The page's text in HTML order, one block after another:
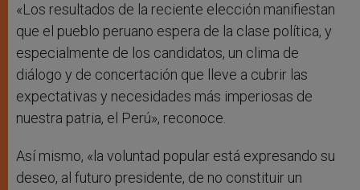
«Los resultados de la reciente elección manifiestan
que el pueblo peruano espera de la clase política, y
especialmente de los candidatos, un clima de
diálogo y de concertación que lleve a cubrir las
expectativas y necesidades más imperiosas de
nuestra patria, el Perú», reconoce.
Así mismo, «la voluntad popular está expresando su
deseo, al futuro presidente, de no constituir un